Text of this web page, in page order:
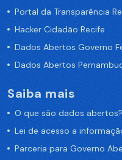
Portal da Transparência
Hacker Cidadão Recife
Dados Abertos Governo
Dados Abertos
Saiba mais
O que são dados abertos?
Lei de acesso a
Parceria para Governo